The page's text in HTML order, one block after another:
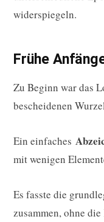
widerspiegeln.
Frühe
Zu Beginn war das
bescheidenen
Ein einfaches
mit wenigen
Es fasste die
zusammen, ohne